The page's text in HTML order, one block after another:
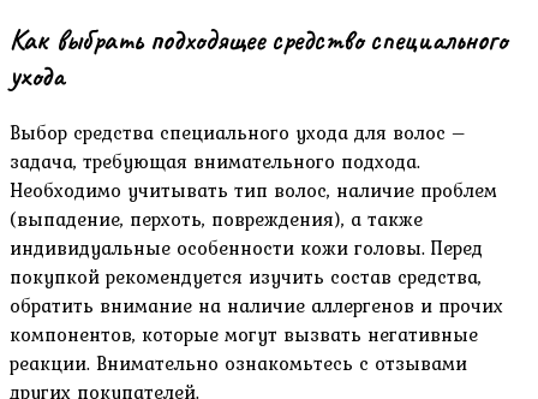
Как выбрать подходящее средство специального
ухода
Выбор средства специального ухода для волос –
задача, требующая внимательного подхода.
Необходимо учитывать тип волос, наличие проблем
(выпадение, перхоть, повреждения), а также
индивидуальные особенности кожи головы. Перед
покупкой рекомендуется изучить состав средства,
обратить внимание на наличие аллергенов и прочих
компонентов, которые могут вызвать негативные
реакции. Внимательно ознакомьтесь с отзывами
других покупателей.